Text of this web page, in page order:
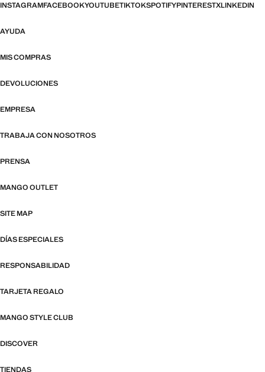
INSTAGRAMFACEBOOKYOUTUBETIKTOKSPOTIFYPINTERESTXLINKEDIN
AYUDA
MIS COMPRAS
DEVOLUCIONES
EMPRESA
TRABAJA CON NOSOTROS
PRENSA
MANGO OUTLET
SITE MAP
DÍAS ESPECIALES
RESPONSABILIDAD
TARJETA REGALO
MANGO STYLE CLUB
DISCOVER
TIENDAS